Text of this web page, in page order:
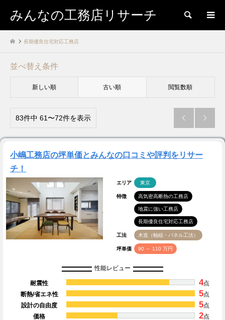
みんなの工務店リサーチ 検索
長期優良住宅対応工務店
並べ替え条件
新しい順 古い順 閲覧数順
83件中 61〜72件を表示  
小嶋工務店の坪単価とみんなの口コミや評判をリサー
チ！
エリア 東京
特徴 高気密高断熱の工務店
地震に強い工務店
長期優良住宅対応工務店
工法 木造（軸組・パネル工法）
坪単価 90 ～ 110 万円
性能レビュー
耐震性 4点
断熱/省エネ性
5点
設計の自由度
5点
価格
2点